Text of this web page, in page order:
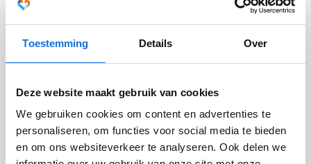
Toestemming Details Over
Deze website maakt gebruik van cookies
We gebruiken cookies om content en advertenties te
personaliseren, om functies voor social media te bieden
en om ons websiteverkeer te analyseren. Ook delen we
makkelijker als hij een beetje tam is'
Interview met Nathalie Schlattmann en Sanne Brinkerink over
Tem je Draak, een training die getraumatiseerde kinderen op
een speelse manier voorbereidt op traumatherapie.